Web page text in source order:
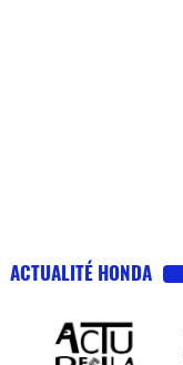
ACTUALITÉ HONDA